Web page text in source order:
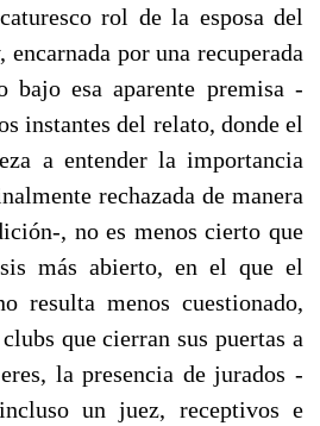
rol de la esposa del
encarnada por una recuperada
bajo esa aparente premisa -
instantes del relato, donde el
a entender la importancia
rechazada de manera
, no es menos cierto que
más abierto, en el que el
resulta menos cuestionado,
que cierran sus puertas a
la presencia de jurados -
un juez, receptivos e